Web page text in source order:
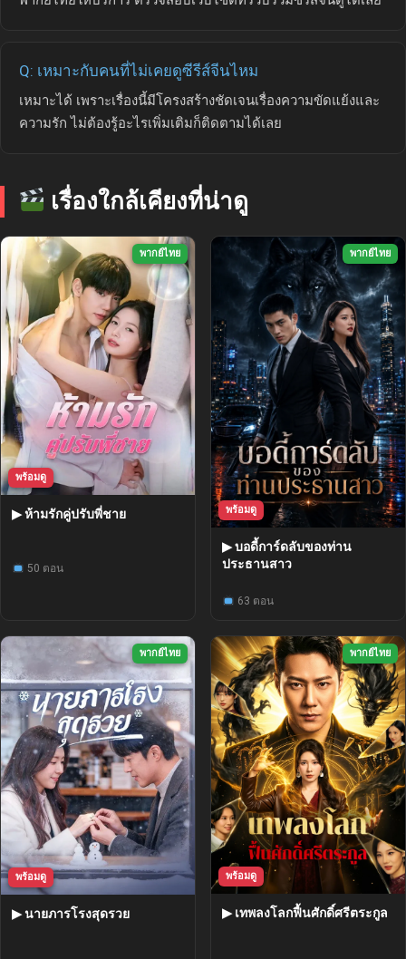
Q: เหมาะกับคนที่ไม่เคยดูซีรีส์จีนไหม
เหมาะได้ เพราะเรื่องนี้มีโครงสร้างชัดเจนเรื่องความขัดแย้งและ
ความรัก ไม่ต้องรู้อะไรเพิ่มเติมก็ติดตามได้เลย
เรื่องใกล้เคียงที่น่าดู
พากย์ไทย
พร้อมดู
▶ ห้ามรักคู่ปรับพี่ชาย
50 ตอน
พากย์ไทย
พร้อมดู
▶ บอดี้การ์ดลับของท่าน
ประธานสาว
63 ตอน
พากย์ไทย
พร้อมดู
▶ นายภารโรงสุดรวย
พากย์ไทย
พร้อมดู
▶ เทพลงโลกฟื้นศักดิ์ศรีตระกูล